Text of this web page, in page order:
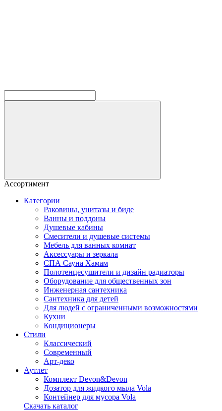
Ассортимент
Категории
Раковины, унитазы и биде
Ванны и поддоны
Душевые кабины
Смесители и душевые системы
Мебель для ванных комнат
Аксессуары и зеркала
СПА Сауна Хамам
Полотенцесушители и дизайн радиаторы
Оборудование для общественных зон
Инженерная сантехника
Сантехника для детей
Для людей с ограниченными возможностями
Кухни
Кондиционеры
Стили
Классический
Современный
Арт-деко
Аутлет
Комплект Devon&Devon
Дозатор для жидкого мыла Vola
Контейнер для мусора Vola
Скачать каталог